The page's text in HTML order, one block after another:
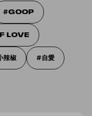
GOOP
LOVE
辣椒 自愛